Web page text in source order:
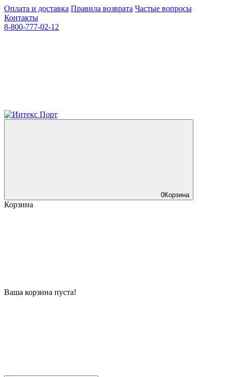
Оплата и доставка Правила возврата Частые вопросы
Контакты
8-800-777-02-12
0Корзина
Корзина
Ваша корзина пуста!